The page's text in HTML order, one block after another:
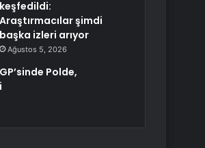
keşfedildi:
Araştırmacılar şimdi
başka izleri arıyor
Ağustos 5, 2026
Polde,